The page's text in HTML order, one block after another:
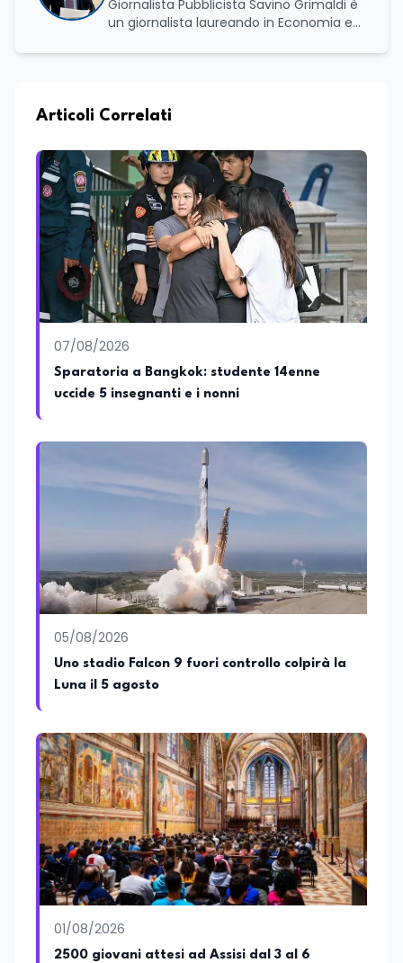
Giornalista Pubblicista Savino Grimaldi è
un giornalista laureando in Economia e
maturata nel settore della formazione.
professionale, distinguendosi per una
attive del lavoro e delle dinamiche che
legano istruzione, occupazione e
sviluppo delle competenze. Alla
preparazione economica e professionale
affianca una grande passione per la
lettura e per il giornalismo, che ne
arricchiscono il profilo umano e
culturale. Spazia con disinvoltura tra
diverse tematiche, offrendo sempre il
proprio punto di vista con equilibrio,
sensibilità e spirito critico.
Articoli Correlati
07/08/2026
Sparatoria a Bangkok: studente 14enne
uccide 5 insegnanti e i nonni
05/08/2026
Uno stadio Falcon 9 fuori controllo colpirà la
Luna il 5 agosto
01/08/2026
2500 giovani attesi ad Assisi dal 3 al 6